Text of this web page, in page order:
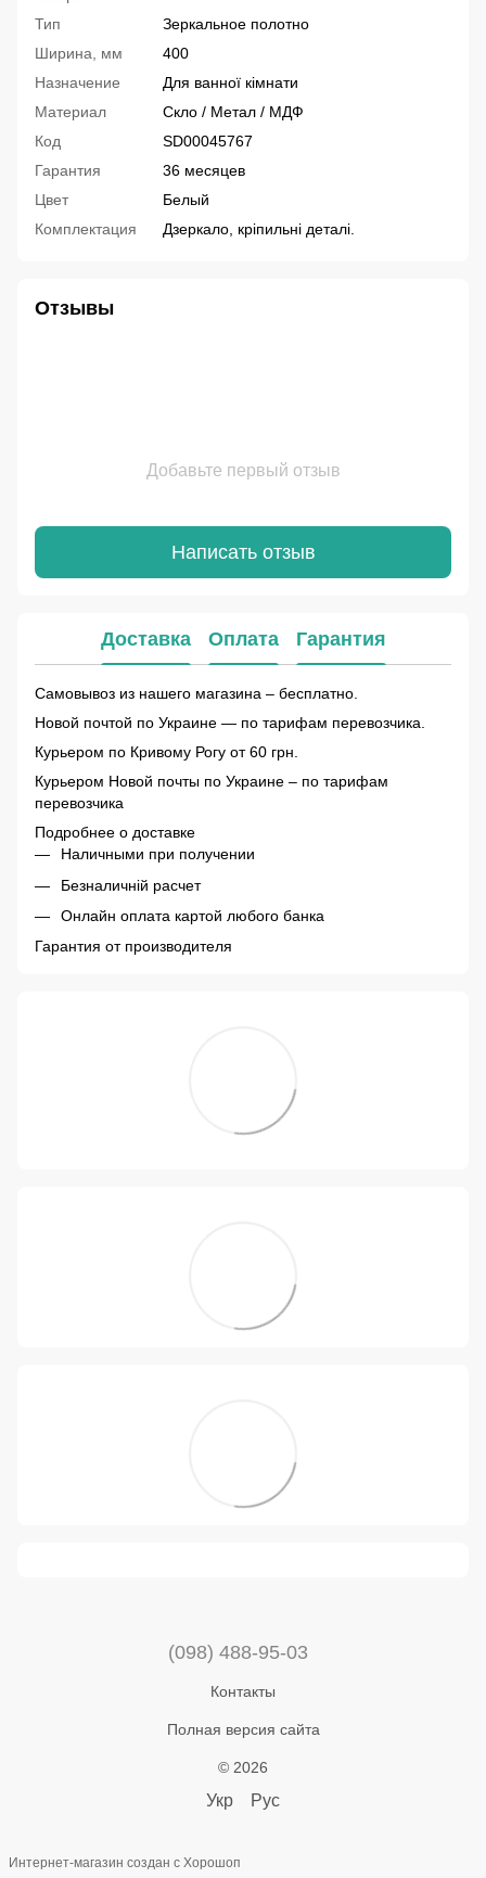
Тип
Зеркальное полотно
Ширина, мм
400
Назначение
Для ванної кімнати
Материал
Скло / Метал / МДФ
Код
SD00045767
Гарантия
36 месяцев
Цвет
Белый
Комплектация
Дзеркало, кріпильні деталі.
Отзывы
Добавьте первый отзыв
Написать отзыв
Доставка Оплата Гарантия
Самовывоз из нашего магазина – бесплатно.
Новой почтой по Украине — по тарифам перевозчика.
Курьером по Кривому Рогу от 60 грн.
Курьером Новой почты по Украине – по тарифам
перевозчика
Подробнее о доставке
Наличными при получении
Безналичній расчет
Онлайн оплата картой любого банка
Гарантия от производителя
(098) 488-95-03
Контакты
Полная версия сайта
© 2026
Укр Рус
Интернет-магазин создан с Хорошоп